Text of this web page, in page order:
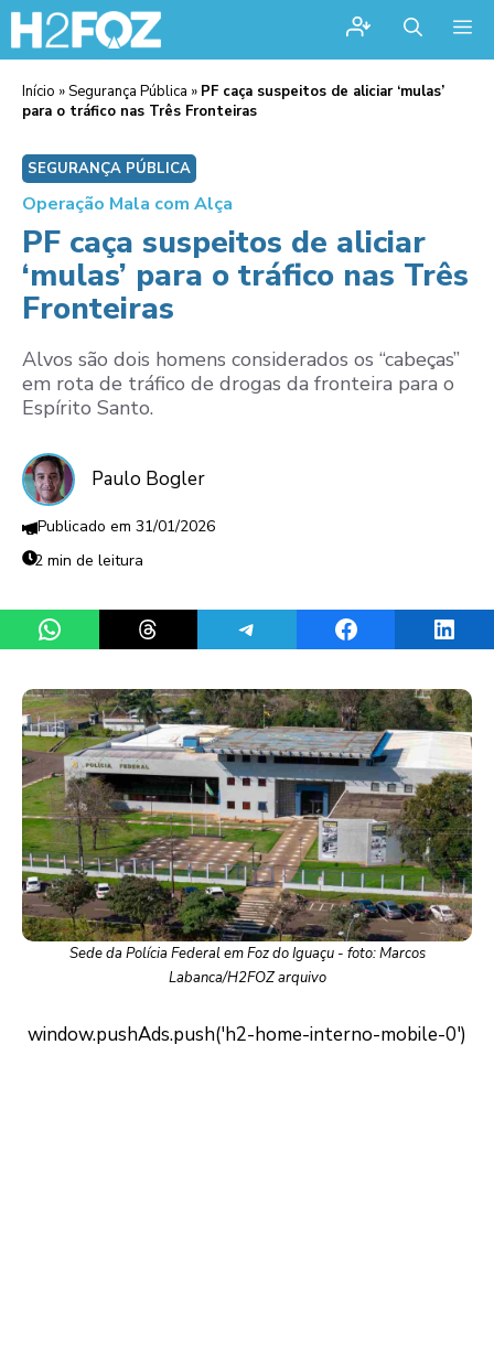
Início »Segurança Pública » PF caça suspeitos de aliciar ‘mulas’
para o tráfico nas Três Fronteiras
SEGURANÇA PÚBLICA
Operação Mala com Alça
PF caça suspeitos de aliciar
‘mulas’ para o tráfico nas Três
Fronteiras
Alvos são dois homens considerados os “cabeças”
em rota de tráfico de drogas da fronteira para o
Espírito Santo.
Paulo Bogler
31/01/2026
2 min de leitura
Share on WhatsAppShare on ThreadsShare on TelegramShare on Facebook
Sede da Polícia Federal em Foz do Iguaçu - foto: Marcos
Labanca/H2FOZ arquivo